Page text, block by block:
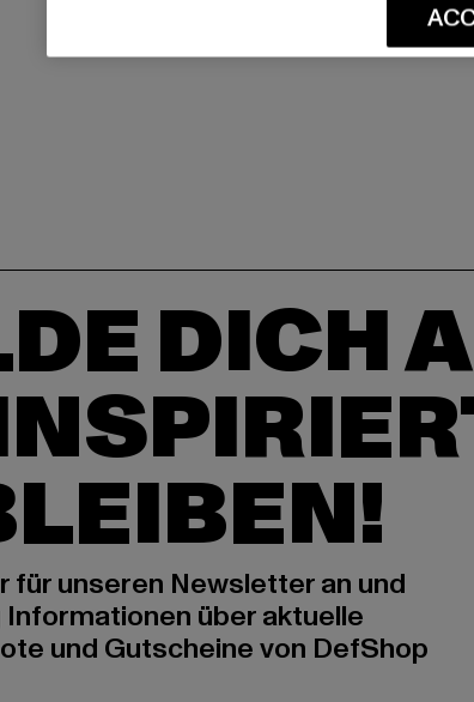
DICH
für unseren Newsletter an und
über aktuelle
und Gutscheine von DefShop